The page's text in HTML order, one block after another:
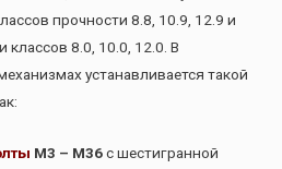
прочности 8.8, 10.9, 12.9 и
8.0, 10.0, 12.0. В
устанавливается такой
М3 – М36с шестигранной